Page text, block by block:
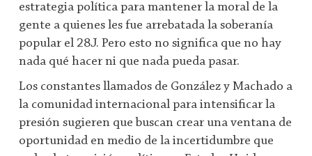
estrategia política para mantener la moral de la
gente a quienes les fue arrebatada la soberanía
popular el 28J. Pero esto no significa que no hay
nada qué hacer ni que nada pueda pasar.
Los constantes llamados de González y Machado a
la comunidad internacional para intensificar la
presión sugieren que buscan crear una ventana de
oportunidad en medio de la incertidumbre que